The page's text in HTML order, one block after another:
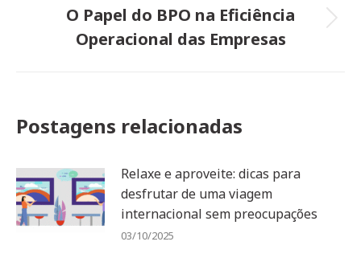
Próximo
post:
O Papel do BPO na Eficiência
Operacional das Empresas
Postagens relacionadas
Relaxe e aproveite: dicas para
desfrutar de uma viagem
internacional sem preocupações
03/10/2025